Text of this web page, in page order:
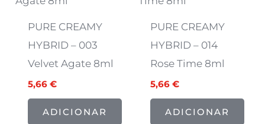
PURE CREAMY
HYBRID – 003
Velvet Agate 8ml
7,07 €.
5,66 €
5,66 €.
ADICIONAR
PURE CREAMY
HYBRID – 014
Rose Time 8ml
7,07 €.
5,66€
5,66 €.
ADICIONAR